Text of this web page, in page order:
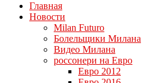
Главная
Новости
Milan Futuro
Болельщики Милана
Видео Милана
россонери на Евро
Евро 2012